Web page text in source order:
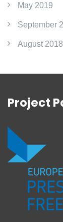
May 2019
September
August 2018
Project